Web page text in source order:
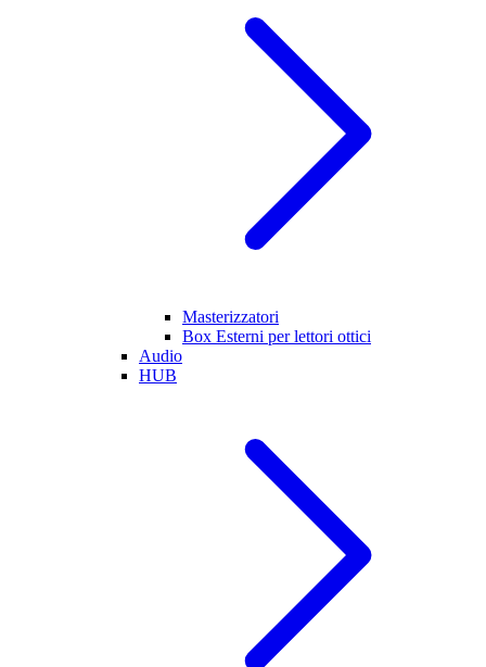
Masterizzatori
Box Esterni per lettori ottici
Audio
HUB